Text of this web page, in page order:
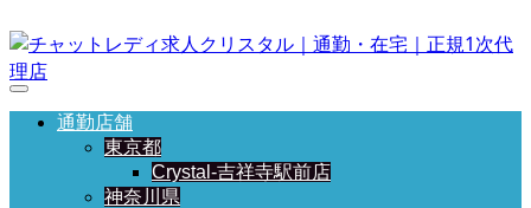
通勤店舗
東京都
Crystal-吉祥寺駅前店
神奈川県